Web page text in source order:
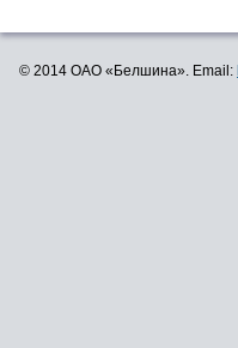
© 2014 ОАО «Белшина». Email: